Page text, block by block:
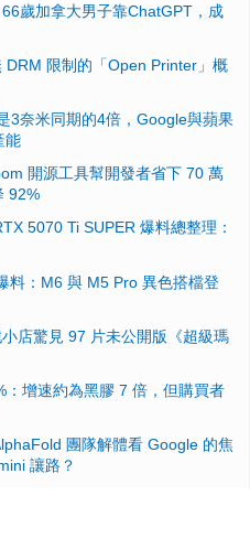
歲加拿大男子靠ChatGPT，成
限制的「Open Printer」概
3奈米同期的4倍，Google與蘋果
能
開源工具幫開發者省下 70 萬
92%
5070 Ti SUPER 爆料總整理：
料：M6 與 M5 Pro 異色搭檔登
店驚見 97 片未公開版《超級瑪
增速約為黑膠 7 倍，但購買者
團隊解體看 Google 的焦
讓路？